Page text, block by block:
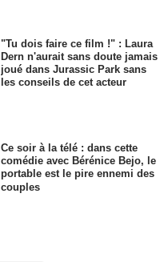
"Tu dois faire ce film !" : Laura
Dern n'aurait sans doute jamais
joué dans Jurassic Park sans
les conseils de cet acteur
Ce soir à la télé : dans cette
comédie avec Bérénice Bejo, le
portable est le pire ennemi des
couples